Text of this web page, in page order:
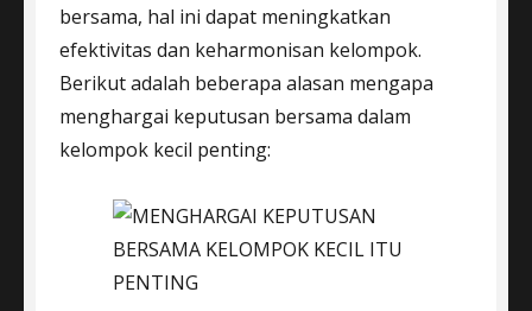
bersama, hal ini dapat meningkatkan
efektivitas dan keharmonisan kelompok.
Berikut adalah beberapa alasan mengapa
menghargai keputusan bersama dalam
kelompok kecil penting: